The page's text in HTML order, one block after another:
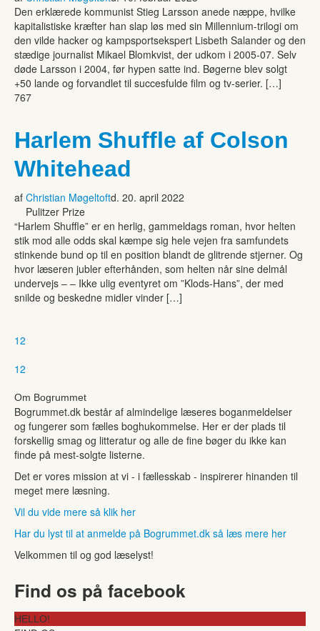
Den erklærede kommunist Stieg Larsson anede næppe, hvilke
kapitalistiske kræfter han slap løs med sin Millennium-trilogi om
den vilde hacker og kampsportsekspert Lisbeth Salander og den
stædige journalist Mikael Blomkvist, der udkom i 2005-07. Selv
døde Larsson i 2004, før hypen satte ind. Bøgerne blev solgt
+50 lande og forvandlet til succesfulde film og tv-serier. […]
767
Harlem Shuffle af Colson
Whitehead
af Christian Møgeltoftd. 20. april 2022
Pulitzer Prize
“Harlem Shuffle” er en herlig, gammeldags roman, hvor helten
stik mod alle odds skal kæmpe sig hele vejen fra samfundets
stinkende bund op til en position blandt de glitrende stjerner. Og
hvor læseren jubler efterhånden, som helten når sine delmål
undervejs – – Ikke ulig eventyret om ”Klods-Hans”, der med
snilde og beskedne midler vinder […]
12
12
Om Bogrummet
Bogrummet.dk består af almindelige læseres boganmeldelser
og fungerer som fælles boghukommelse. Her er der plads til
forskellig smag og litteratur og alle de fine bøger du ikke kan
finde på mest-solgte listerne.
Det er vores mission at vi - i fællesskab - inspirerer hinanden til
meget mere læsning.
Vil du vide mere så klik her
Har du lyst til at anmelde på Bogrummet.dk så læs mere her
Velkommen til og god læselyst!
Find os på facebook
HELLO!